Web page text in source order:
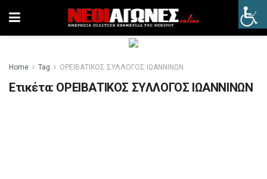
Home Tag ΟΡΕΙΒΑΤΙΚΟΣ ΣΥΛΛΟΓΟΣ ΙΩΑΝΝΙΝΩΝ
Ετικέτα: ΟΡΕΙΒΑΤΙΚΟΣ ΣΥΛΛΟΓΟΣ ΙΩΑΝΝΙΝΩΝ